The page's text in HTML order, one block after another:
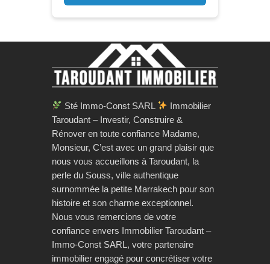
Sté Immo-Const SARL
Immobilier
Taroudant – Investir, Construire &
Rénover en toute confiance Madame,
Monsieur, C’est avec un grand plaisir que
nous vous accueillons à Taroudant, la
perle du Souss, ville authentique
surnommée la petite Marrakech pour son
histoire et son charme exceptionnel.
Nous vous remercions de votre
confiance envers Immobilier Taroudant –
Immo-Const SARL, votre partenaire
immobilier engagé pour concrétiser votre